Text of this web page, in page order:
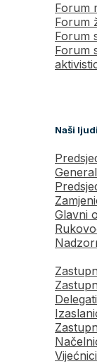
Forum
Forum
Forum
Forum
Naši ljudi
Glavni